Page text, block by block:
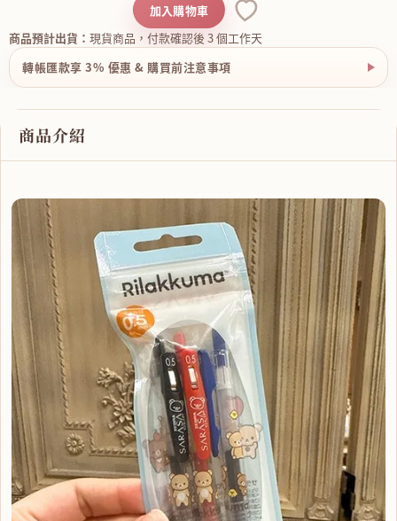
商品預計出貨： 現貨商品，付款確認後 3 個工作天
加入購物車
轉帳匯款享 3% 優惠 & 購買前注意事項
商品介紹